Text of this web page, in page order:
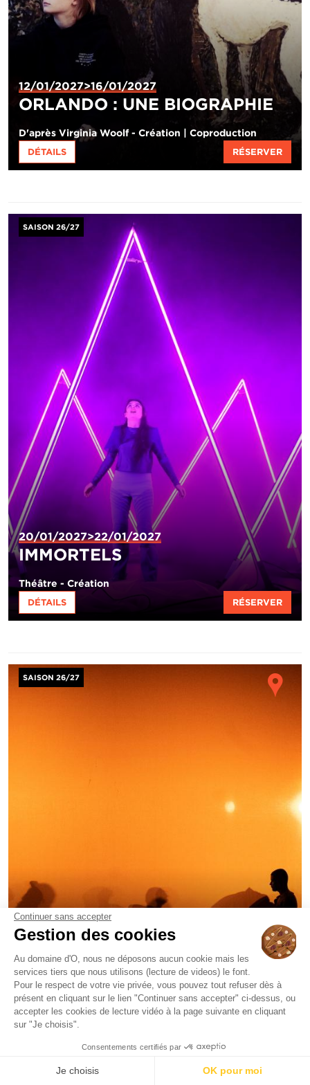
Continuer sans accepter
Gestion des cookies
Au domaine d'O, nous ne déposons aucun cookie mais les
services tiers que nous utilisons (lecture de videos) le font.
Pour le respect de votre vie privée, vous pouvez tout refuser dès à
présent en cliquant sur le lien "Continuer sans accepter" ci-dessus, ou
accepter les cookies de lecture vidéo à la page suivante en cliquant
sur "Je choisis".
Consentements certifiés par
Je choisis OK pour moi
12/01/2027>16/01/2027
ORLANDO : UNE BIOGRAPHIE
D'après Virginia Woolf - Création | Coproduction
DÉTAILS RÉSERVER
Image
SAISON 26/27
20/01/2027>22/01/2027
IMMORTELS
Théâtre - Création
DÉTAILS RÉSERVER
Image
SAISON 26/27
05/02/2027>06/02/2027
LITTORAL